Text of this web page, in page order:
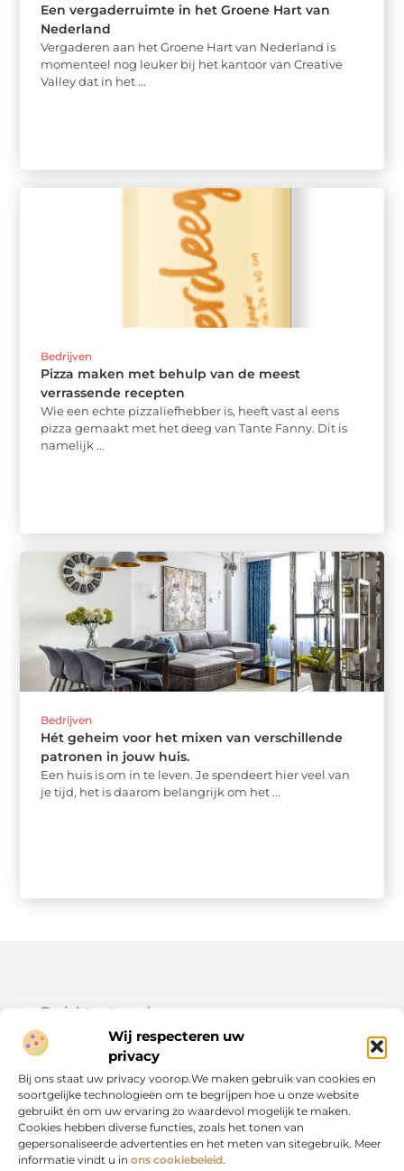
Wij respecteren uw
privacy
Bij ons staat uw privacy voorop.We maken gebruik van cookies en
soortgelijke technologieën om te begrijpen hoe u onze website
gebruikt én om uw ervaring zo waardevol mogelijk te maken.
Cookies hebben diverse functies, zoals het tonen van
gepersonaliseerde advertenties en het meten van sitegebruik. Meer
informatie vindt u in ons cookiebeleid.
Een vergaderruimte in het Groene Hart van
Nederland
Vergaderen aan het Groene Hart van Nederland is
momenteel nog leuker bij het kantoor van Creative
Valley dat in het ...
Bedrijven
Pizza maken met behulp van de meest
verrassende recepten
Wie een echte pizzaliefhebber is, heeft vast al eens
pizza gemaakt met het deeg van Tante Fanny. Dit is
namelijk ...
Bedrijven
Hét geheim voor het mixen van verschillende
patronen in jouw huis.
Een huis is om in te leven. Je spendeert hier veel van
je tijd, het is daarom belangrijk om het ...
Onze informatie
Bericht categorie